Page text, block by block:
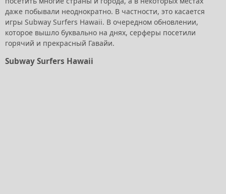
даже побывали неоднократно. В частности, это касается
игры Subway Surfers Hawaii. В очередном обновлении,
которое вышло буквально на днях, серферы посетили
горячий и прекрасный Гавайи.
Subway Surfers Hawaii